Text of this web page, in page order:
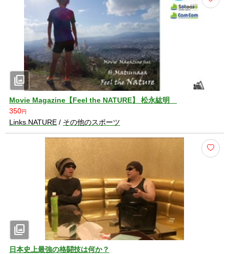
photo_library
Movie Magazine【Feel the NATURE】 松永紘明
350円
Links.NATURE / その他のスポーツ
photo_library
日本史上最強の格闘技は何か？